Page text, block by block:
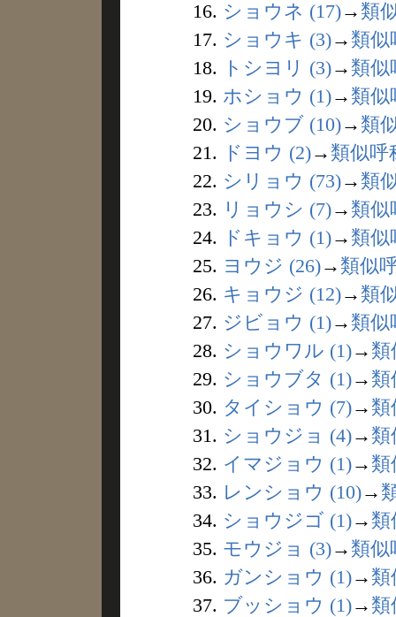
16. ショウネ (17)→ 類
17. ショウキ (3)→ 類似
18.
トシヨリ (3)→ 類似
19. ホショウ (1)→ 類似
20. ショウブ (10)→ 類
21.
ドヨウ (2)→ 類似呼
22. シリョウ (73)→ 類
23. リョウシ (7)→ 類似
24.
ドキョウ (1)→ 類似
25. ヨウジ (26)→ 類似
26. キョウジ (12)→ 類
27. ジビョウ (1)→ 類似
28. ショウワル (1)→ 類
29. ショウブタ (1)→ 類
30. タイショウ (7)→ 類
31. ショウジョ (4)→ 類
32. イマジョウ (1)→ 類
33. レンショウ (10)→
34. ショウジゴ (1)→ 類
35. モウジョ (3)→ 類似
36. ガンショウ (1)→ 類
37. ブッショウ (1)→ 類